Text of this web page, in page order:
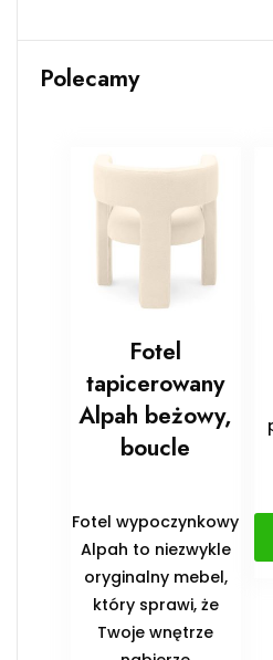
Polecamy
Fotel
tapicerowany
Alpah beżowy,
boucle
Fotel wypoczynkowy
Alpah to niezwykle
oryginalny mebel,
który sprawi, że
Twoje wnętrze